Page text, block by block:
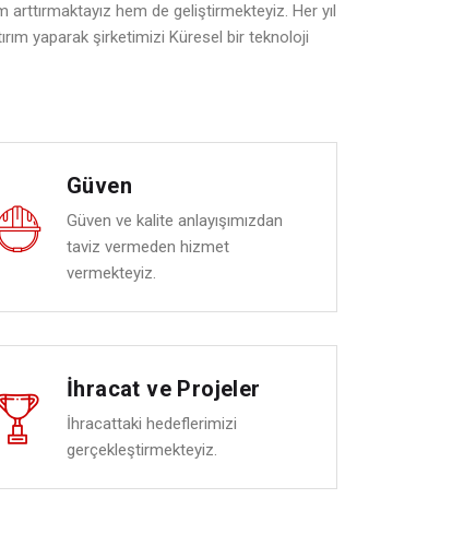
hem de geliştirmekteyiz. Her yıl
yaparak şirketimizi Küresel bir teknoloji
Güven
Güven ve kalite anlayışımızdan
taviz vermeden hizmet
vermekteyiz.
İhracat ve Projeler
İhracattaki hedeflerimizi
gerçekleştirmekteyiz.